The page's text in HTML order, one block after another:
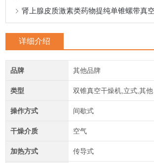
肾上腺皮质激素类药物提纯单锥螺带真
详细介绍
品牌 其他品牌
类型 双锥真空干燥机,立式,其他
操作方式 间歇式
干燥介质 空气
加热方式 传导式